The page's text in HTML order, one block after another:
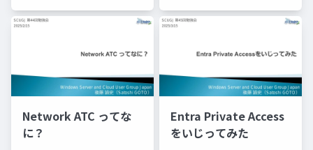
Network ATC ってな
に？
Entra Private Access
をいじってみた